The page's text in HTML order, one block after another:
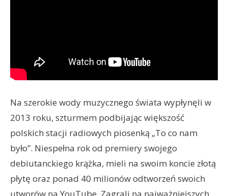
Na szerokie wody muzycznego świata wypłynęli w
2013 roku, szturmem podbijając większość
polskich stacji radiowych piosenką „To co nam
było”. Niespełna rok od premiery swojego
debiutanckiego krążka, mieli na swoim koncie złotą
płytę oraz ponad 40 milionów odtworzeń swoich